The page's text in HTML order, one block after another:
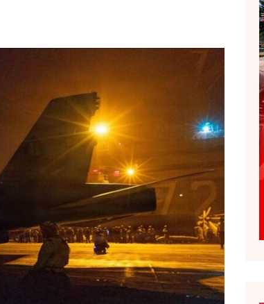
KU E KISHIM FJALEN
LIGJERATE FETARE
PARADITE ME NE
PIKËPAMJE
RECETA E DITES
RELAKS
RETRO JAVORE